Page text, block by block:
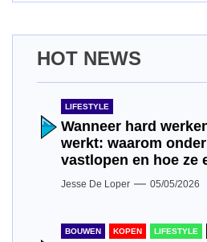
HOT NEWS
LIFESTYLE
Wanneer hard
werkt: waarom
vastlopen en hoe ze
Jesse De Loper 05/05/2026
BOUWEN KOPEN LIFESTYLE